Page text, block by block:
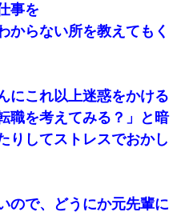
事を
からない所を教えてもく
にこれ以上迷惑をかける
職を考えてみる？」と暗
りしてストレスでおかし
ので、どうにか元先輩に